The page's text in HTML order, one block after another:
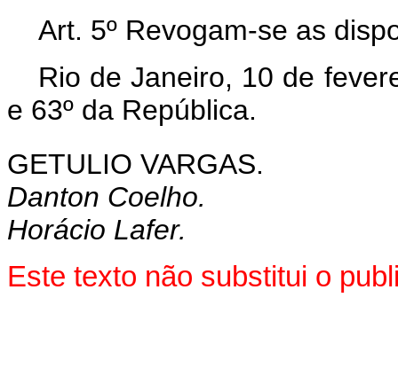
Art. 5º Revogam-se as
Rio de Janeiro, 10 de
e 63º da República.
GETULIO VARGAS.
Danton Coelho.
Horácio Lafer.
Este texto não substitui o